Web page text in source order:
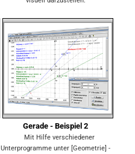
Gerade - Beispiel 2
Mit Hilfe verschiedener
Unterprogramme unter [Geometrie] -